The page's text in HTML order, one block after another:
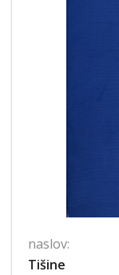
naslov:
Tišine